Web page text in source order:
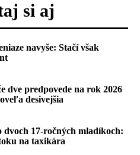
si aj
navyše: Stačí však
dve predpovede na rok 2026
desivejšia
17-ročných mladíkoch:
na taxikára